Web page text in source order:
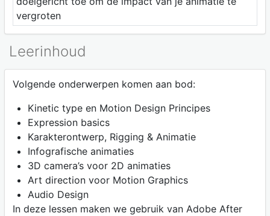
vergroten
Leerinhoud
Volgende onderwerpen komen aan bod:
Kinetic type en Motion Design Principes
Expression basics
Karakterontwerp, Rigging & Animatie
Infografische animaties
3D camera’s voor 2D animaties
Art direction voor Motion Graphics
Audio Design
In deze lessen maken we gebruik van Adobe After